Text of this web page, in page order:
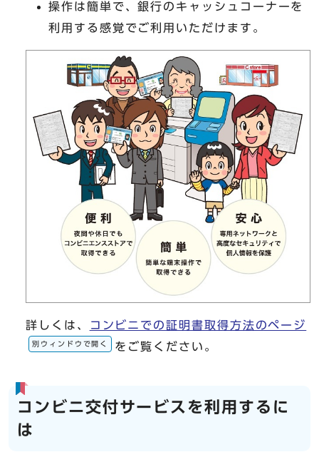
操作は簡単で、銀行のキャッシュコーナーを
利用する感覚でご利用いただけます。
詳しくは、 コンビニでの証明書取得方法のページ
別ウィンドウで開く をご覧ください。
コンビニ交付サービスを利用するに
は